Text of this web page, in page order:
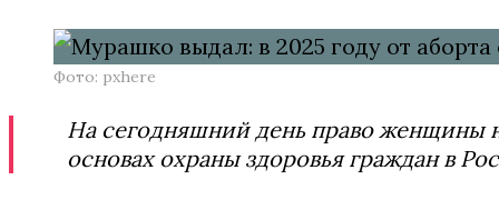
Фото: pxhere
На сегодняшний день право женщины
основах охраны здоровья граждан в